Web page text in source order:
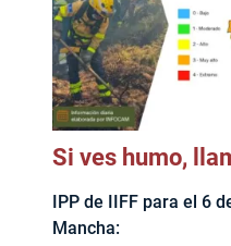
Si ves humo,
IPP de IIFF para el 6
Mancha: